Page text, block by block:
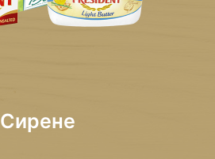
Сирене